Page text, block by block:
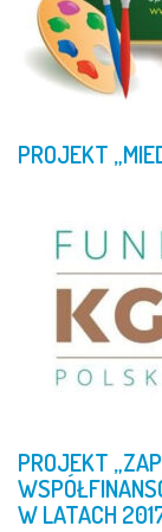
PROJEKT
PROJEKT
WLATACH